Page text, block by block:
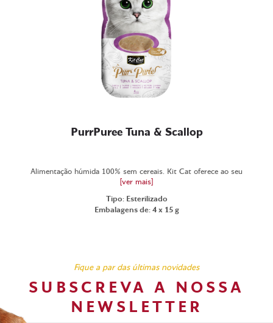
PurrPuree Tuna & Scallop
Alimentação húmida 100% sem cereais. Kit Cat oferece ao seu
[ver mais]
Tipo: Esterilizado
Embalagens de: 4 x 15 g
Fique a par das últimas novidades
SUBSCREVA A NOSSA
NEWSLETTER